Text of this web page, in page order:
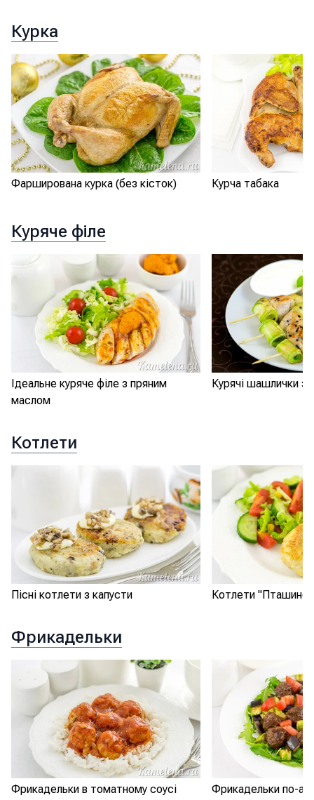
Курка
Фарширована курка (без кісток) Курча табака
Куряче філе
Ідеальне куряче філе з пряним
маслом
Курячі шашлички з
Котлети
Пісні котлети з капусти Котлети "Пташине
Фрикадельки
Фрикадельки в томатному соусі
Фрикадельки по-